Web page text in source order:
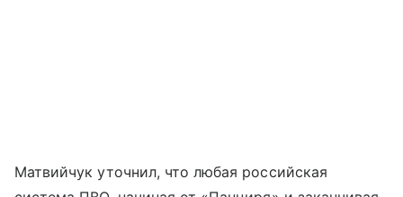
Матвийчук уточнил, что любая российская